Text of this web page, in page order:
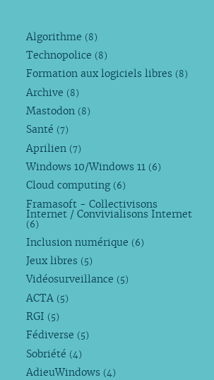
Algorithme (8)
Technopolice (8)
Formation aux logiciels libres (8)
Archive (8)
Mastodon (8)
Santé (7)
Aprilien (7)
Windows 10/Windows 11 (6)
Cloud computing (6)
Framasoft - Collectivisons
Internet / Convivialisons Internet
(6)
Inclusion numérique (6)
Jeux libres (5)
Vidéosurveillance (5)
ACTA (5)
RGI (5)
Fédiverse (5)
Sobriété (4)
AdieuWindows (4)